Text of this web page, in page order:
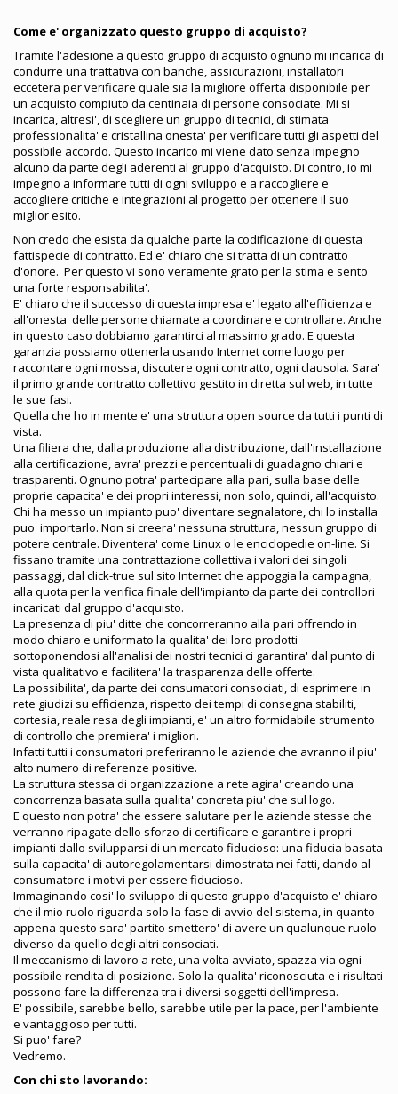
Come e' organizzato questo gruppo di acquisto?
Tramite l'adesione a questo gruppo di acquisto ognuno mi incarica di
condurre una trattativa con banche, assicurazioni, installatori
eccetera per verificare quale sia la migliore offerta disponibile per
un acquisto compiuto da centinaia di persone consociate. Mi si
incarica, altresi', di scegliere un gruppo di tecnici, di stimata
professionalita' e cristallina onesta' per verificare tutti gli aspetti del
possibile accordo. Questo incarico mi viene dato senza impegno
alcuno da parte degli aderenti al gruppo d'acquisto. Di contro, io mi
impegno a informare tutti di ogni sviluppo e a raccogliere e
accogliere critiche e integrazioni al progetto per ottenere il suo
miglior esito.
Non credo che esista da qualche parte la codificazione di questa
fattispecie di contratto. Ed e' chiaro che si tratta di un contratto
d'onore. Per questo vi sono veramente grato per la stima e sento
una forte responsabilita'.
E' chiaro che il successo di questa impresa e' legato all'efficienza e
all'onesta' delle persone chiamate a coordinare e controllare. Anche
in questo caso dobbiamo garantirci al massimo grado. E questa
garanzia possiamo ottenerla usando Internet come luogo per
raccontare ogni mossa, discutere ogni contratto, ogni clausola. Sara'
il primo grande contratto collettivo gestito in diretta sul web, in tutte
le sue fasi.
Quella che ho in mente e' una struttura open source da tutti i punti di
vista.
Una filiera che, dalla produzione alla distribuzione, dall'installazione
alla certificazione, avra' prezzi e percentuali di guadagno chiari e
trasparenti. Ognuno potra' partecipare alla pari, sulla base delle
proprie capacita' e dei propri interessi, non solo, quindi, all'acquisto.
Chi ha messo un impianto puo' diventare segnalatore, chi lo installa
puo' importarlo. Non si creera' nessuna struttura, nessun gruppo di
potere centrale. Diventera' come Linux o le enciclopedie on-line. Si
fissano tramite una contrattazione collettiva i valori dei singoli
passaggi, dal click-true sul sito Internet che appoggia la campagna,
alla quota per la verifica finale dell'impianto da parte dei controllori
incaricati dal gruppo d'acquisto.
La presenza di piu' ditte che concorreranno alla pari offrendo in
modo chiaro e uniformato la qualita' dei loro prodotti
sottoponendosi all'analisi dei nostri tecnici ci garantira' dal punto di
vista qualitativo e facilitera' la trasparenza delle offerte.
La possibilita', da parte dei consumatori consociati, di esprimere in
rete giudizi su efficienza, rispetto dei tempi di consegna stabiliti,
cortesia, reale resa degli impianti, e' un altro formidabile strumento
di controllo che premiera' i migliori.
Infatti tutti i consumatori preferiranno le aziende che avranno il piu'
alto numero di referenze positive.
La struttura stessa di organizzazione a rete agira' creando una
concorrenza basata sulla qualita' concreta piu' che sul logo.
E questo non potra' che essere salutare per le aziende stesse che
verranno ripagate dello sforzo di certificare e garantire i propri
impianti dallo svilupparsi di un mercato fiducioso: una fiducia basata
sulla capacita' di autoregolamentarsi dimostrata nei fatti, dando al
consumatore i motivi per essere fiducioso.
Immaginando cosi' lo sviluppo di questo gruppo d'acquisto e' chiaro
che il mio ruolo riguarda solo la fase di avvio del sistema, in quanto
appena questo sara' partito smettero' di avere un qualunque ruolo
diverso da quello degli altri consociati.
Il meccanismo di lavoro a rete, una volta avviato, spazza via ogni
possibile rendita di posizione. Solo la qualita' riconosciuta e i risultati
possono fare la differenza tra i diversi soggetti dell'impresa.
E' possibile, sarebbe bello, sarebbe utile per la pace, per l'ambiente
e vantaggioso per tutti.
Si puo' fare?
Vedremo.
Con chi sto lavorando: